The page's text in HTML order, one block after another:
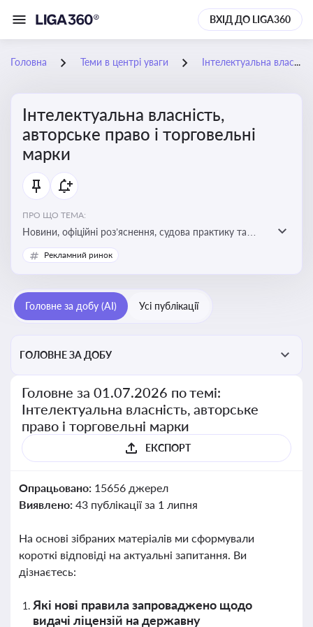
ВХІД ДО LIGA360
Головна Теми в центрі уваги Інтелектуальна власність, авторське право і торговельні марки
Інтелектуальна власність,
авторське право і торговельні
марки
ПРО ЩО ТЕМА:
Новини, офіційні роз’яснення, судова практику та
експертні матеріали, що стосуються авторського
права, реєстрації та захисту торговельних марок,
власності, а також змін у законодавстві у цій сфері
Рекламний ринок
Головне за добу (AI) Усі публікації
ГОЛОВНЕ ЗА ДОБУ
Головне за 01.07.2026 по темі:
Інтелектуальна власність, авторське
право і торговельні марки
ЕКСПОРТ
Опрацьовано: 15656 джерел
Виявлено: 43 публікації за 1 липня
На основі зібраних матеріалів ми сформували
короткі відповіді на актуальні запитання. Ви
дізнаєтесь:
Які нові правила запроваджено щодо
видачі ліцензій на державну